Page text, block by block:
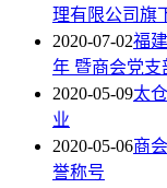
理有限公司旗
2020-07-02福
年 暨商会党支
2020-05-09太
业
2020-05-06商
誉称号